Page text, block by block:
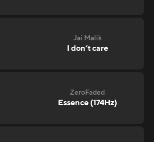
Jai Malik
I don‘t care
ZeroFaded
Essence (174Hz)